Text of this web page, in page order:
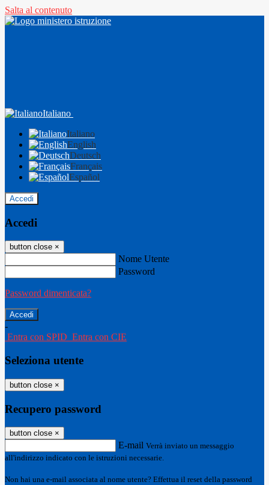
Salta al contenuto
Italiano
Italiano
English
Deutsch
Français
Español
Accedi
Accedi
button close ×
Nome Utente
Password
Password dimenticata?
-
Entra con SPID Entra con CIE
Seleziona utente
button close ×
Recupero password
button close ×
E-mail Verrà inviato un messaggio
all'indirizzo indicato con le istruzioni necessarie.
Non hai una e-mail associata al nome utente? Effettua il reset della password